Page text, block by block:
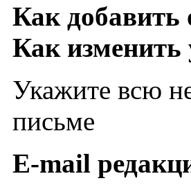
Как добавить
Как
Укажите всю
письме
E-mail